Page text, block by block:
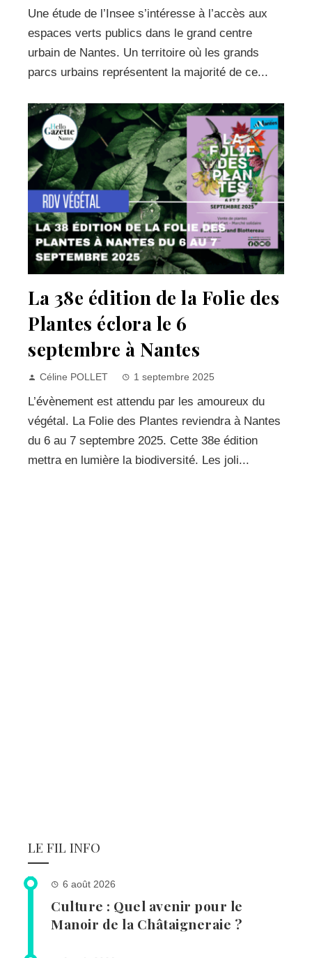
Une étude de l’Insee s’intéresse à l’accès aux
espaces verts publics dans le grand centre
urbain de Nantes. Un territoire où les grands
parcs urbains représentent la majorité de ce...
La 38e édition de la Folie des
Plantes éclora le 6
septembre à Nantes
Céline POLLET 1 septembre 2025
L’évènement est attendu par les amoureux du
végétal. La Folie des Plantes reviendra à Nantes
du 6 au 7 septembre 2025. Cette 38e édition
mettra en lumière la biodiversité. Les joli...
LE FIL INFO
6 août 2026
Culture : Quel avenir pour le
Manoir de la Châtaigneraie ?